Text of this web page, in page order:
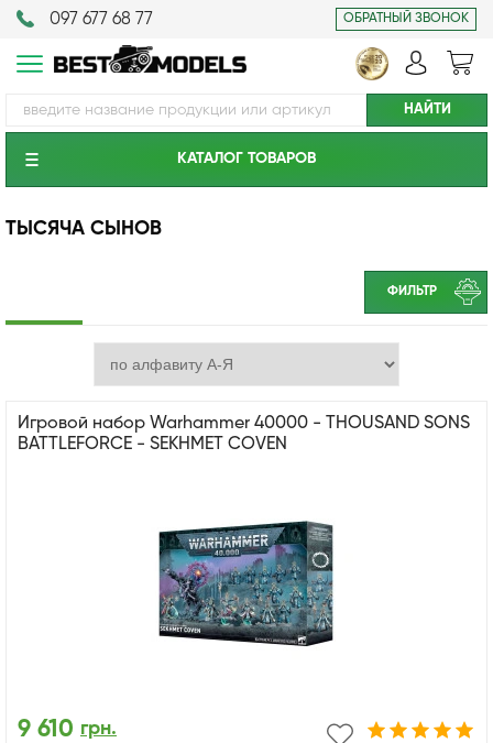
097 677 68 77 ОБРАТНЫЙ ЗВОНОК
КАТАЛОГ ТОВАРОВ
ТЫСЯЧА СЫНОВ
ФИЛЬТР
Игровой набор Warhammer 40000 - THOUSAND SONS
BATTLEFORCE - SEKHMET COVEN
9 610 грн.